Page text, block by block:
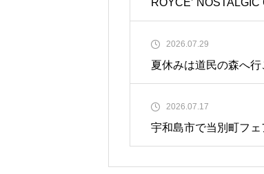
2026.07.29
夏休みは道民の森へ行
2026.07.17
宇和島市で当別町フェ